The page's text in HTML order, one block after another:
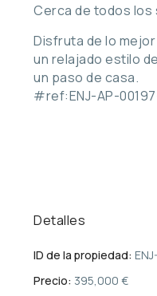
Cerca de todos los
Disfruta de lo
un relajado estilo
un paso de casa.
#ref:ENJ-AP-
Detalles
ID de la propiedad:
Precio: 395,000 €